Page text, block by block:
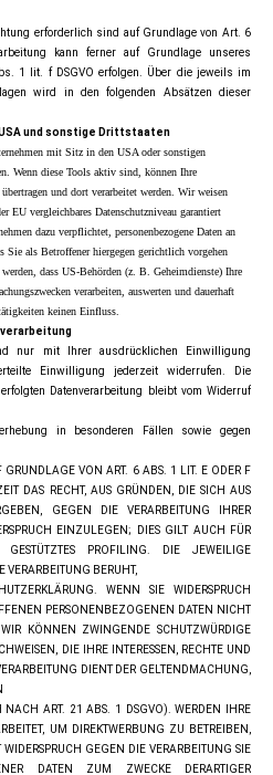
erforderlich sind auf Grundlage von Art. 6
kann ferner auf Grundlage unseres
1 lit. f DSGVO erfolgen. Über die jeweils im
wird in den folgenden Absätzen dieser
und sonstige Drittstaaten
mit Sitz in den USA oder sonstigen
Wenn diese Tools aktiv sind, können Ihre
und dort verarbeitet werden. Wir weisen
EU vergleichbares Datenschutzniveau garantiert
dazu verpflichtet, personenbezogene Daten an
Sie als Betroffener hiergegen gerichtlich vorgehen
dass US-Behörden (z. B. Geheimdienste) Ihre
verarbeiten, auswerten und dauerhaft
keinen Einfluss.
nur mit Ihrer ausdrücklichen Einwilligung
Einwilligung jederzeit widerrufen. Die
Datenverarbeitung bleibt vom Widerruf
in besonderen Fällen sowie gegen
GRUNDLAGE VON ART. 6 ABS. 1 LIT. E ODER F
DAS RECHT, AUS GRÜNDEN, DIE SICH AUS
GEGEN DIE VERARBEITUNG IHRER
EINZULEGEN; DIES GILT AUCH FÜR
PROFILING. DIE JEWEILIGE
VERARBEITUNG BERUHT,
WENN SIE WIDERSPRUCH
PERSONENBEZOGENEN DATEN NICHT
KÖNNEN ZWINGENDE SCHUTZWÜRDIGE
DIE IHRE INTERESSEN, RECHTE UND
DIENT DER GELTENDMACHUNG,
NACH ART. 21 ABS. 1 DSGVO). WERDEN IHRE
UM DIREKTWERBUNG ZU BETREIBEN,
GEGEN DIE VERARBEITUNG SIE
DATEN ZUM ZWECKE DERARTIGER